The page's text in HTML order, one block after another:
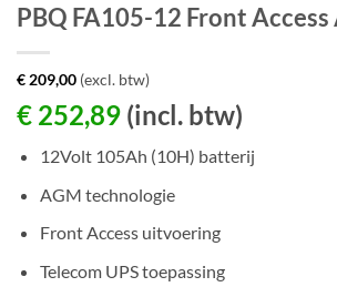
PBQ FA105-12 Front Access
€ 209,00 (excl. btw)
€ 252,89 (incl. btw)
12Volt 105Ah (10H) batterij
AGM technologie
Front Access uitvoering
Telecom UPS toepassing